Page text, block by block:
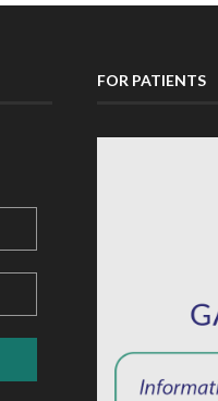
FOR PATIENTS